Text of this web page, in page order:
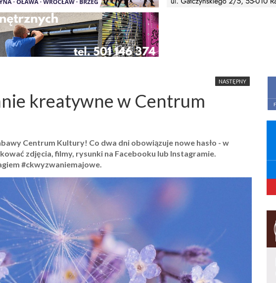
NASTĘPNY
kreatywne w Centrum
Centrum Kultury! Co dwa dni obowiązuje nowe hasło - w
zdjęcia, filmy, rysunki na Facebooku lub Instagramie.
#ckwyzwaniemajowe.